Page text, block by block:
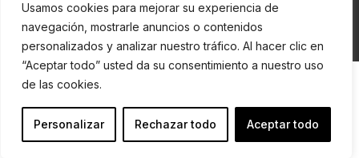
Usamos cookies para mejorar su experiencia de
navegación, mostrarle anuncios o contenidos
personalizados y analizar nuestro tráfico. Al hacer clic en
“Aceptar todo” usted da su consentimiento a nuestro uso
de las cookies.
Personalizar Rechazar todo Aceptar todo
Política de
cookies
Política de
privacidad
Condiciones de
compra